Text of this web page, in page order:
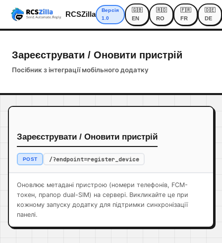
RCSZilla
Версія
1.0
🇬🇧
EN
🇷🇴
RO
🇫🇷
FR
🇩🇪
DE
Зареєструвати / Оновити пристрій
Посібник з інтеграції мобільного додатку
Зареєструвати / Оновити пристрій
POST /?endpoint=register_device
Оновлює метадані пристрою (номери телефонів, FCM-
токен, прапор dual-SIM) на сервері. Викликайте це при
кожному запуску додатку для підтримки синхронізації
панелі.